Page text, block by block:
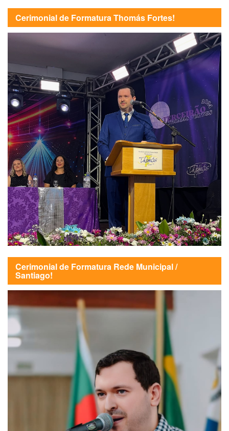
Cerimonial de Formatura Thomás Fortes!
Cerimonial de Formatura Rede Municipal /
Santiago!